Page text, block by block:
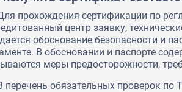
прохождения сертификации по
центр заявку,
обоснование безопасности и
В обосновании и паспорте
меры предосторожности,
перечень обязательных проверок по